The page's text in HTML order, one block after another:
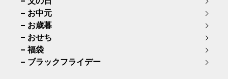
お中元
お歳暮
おせち
福袋
ブラックフライデー